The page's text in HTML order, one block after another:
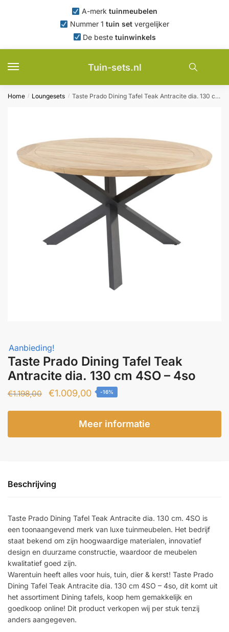
A-merk tuinmeubelen
Nummer 1 tuin set vergelijker
De bestetuinwinkels
Tuin-sets.nl
Home / Loungesets / Taste Prado Dining Tafel Teak Antracite dia. 130 cm 4SO – 4so
Aanbieding!
Taste Prado Dining Tafel Teak
Antracite dia. 130 cm 4SO – 4so
€1.198,00
Oorspronkelijke
€1.198,00.
€1.009,00Huidige
is:
€1.009,00.
-16%
Meer informatie
Beschrijving
Taste Prado Dining Tafel Teak Antracite dia. 130 cm. 4SO is
een toonaangevend merk van luxe tuinmeubelen. Het bedrijf
staat bekend om zijn hoogwaardige materialen, innovatief
design en duurzame constructie, waardoor de meubelen
kwalitatief goed zijn.
Warentuin heeft alles voor huis, tuin, dier & kerst! Taste Prado
Dining Tafel Teak Antracite dia. 130 cm 4SO – 4so, dit komt uit
het assortiment Dining tafels, koop hem gemakkelijk en
goedkoop online! Dit product verkopen wij per stuk tenzij
anders aangegeven.